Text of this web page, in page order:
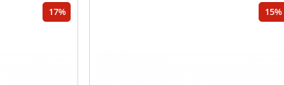
17 15